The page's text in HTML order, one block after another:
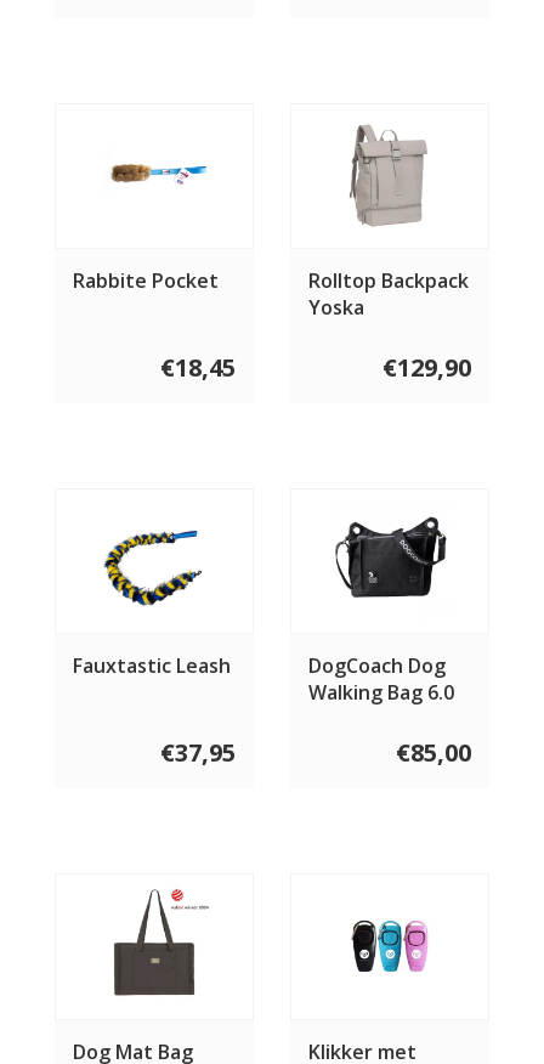
Rabbite Pocket
€18,45
Rolltop Backpack
Yoska
€129,90
Fauxtastic Leash
€37,95
DogCoach Dog
Walking Bag 6.0
€85,00
Dog Mat Bag Klikker met